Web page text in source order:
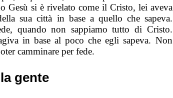
Gesù si è rivelato come il Cristo, lei aveva
sua città in base a quello che sapeva.
quando non sappiamo tutto di Cristo.
in base al poco che egli sapeva. Non
camminare per fede.
gente